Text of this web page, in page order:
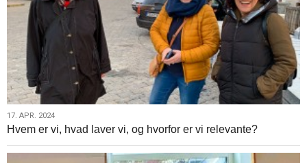
17.
apr.
2024
17. APR. 2024
Hvem er vi, hvad laver vi, og hvorfor er vi relevante?